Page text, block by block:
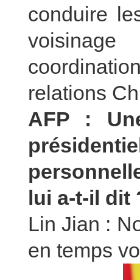
conduire
relations
AFP :
lui a-t-il dit
Lin Jian :
en temps